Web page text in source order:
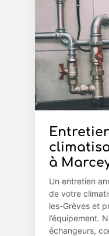
à
Un entretien
de votre
les-Grèves et
l’équipement.
échangeurs,